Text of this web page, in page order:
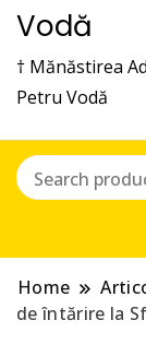
Vodă
† Mănăstirea
Petru Vodă
Home
de întărire la